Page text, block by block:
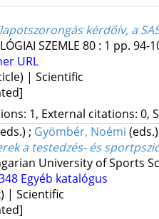
kérdőív, a
SZEMLE 80: 1 pp. 94-
URL
| Scientific
1, External citations: 0,
; Gyömbér, Noémi
a testedzés- és
University of Sports
Egyéb katalógus
| Scientific